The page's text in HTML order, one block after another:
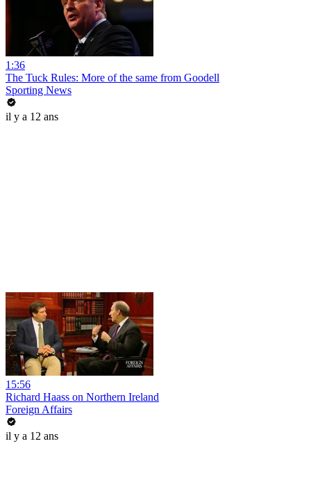
1:36
The Tuck Rules: More of the same from Goodell
Sporting News
il y a 12 ans
15:56
Richard Haass on Northern Ireland
Foreign Affairs
il y a 12 ans